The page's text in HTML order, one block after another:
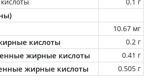
10.67 мг
кислоты 0.2 г
жирные кислоты 0.41 г
жирные кислоты 0.505 г